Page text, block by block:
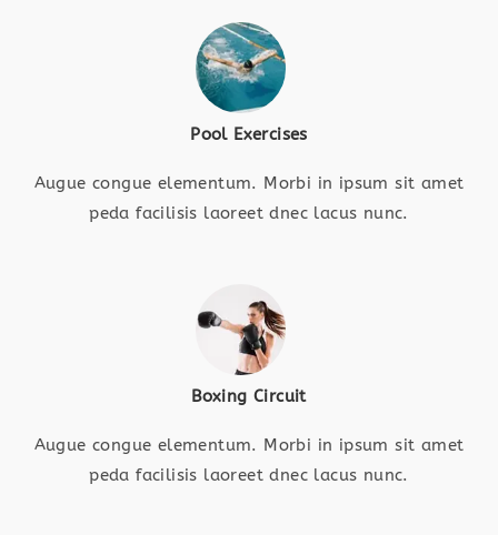
Pool Exercises
Augue congue elementum. Morbi in ipsum sit amet
peda facilisis laoreet dnec lacus nunc.
Boxing Circuit
Augue congue elementum. Morbi in ipsum sit amet
peda facilisis laoreet dnec lacus nunc.